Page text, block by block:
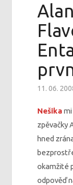
11. 06.
Nešika
zpěvačky
hned
okamžité
odpověď